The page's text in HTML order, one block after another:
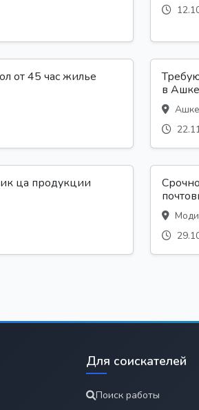
от 45 час жилье
в
ца продукции
Для соискателей
Поиск работы